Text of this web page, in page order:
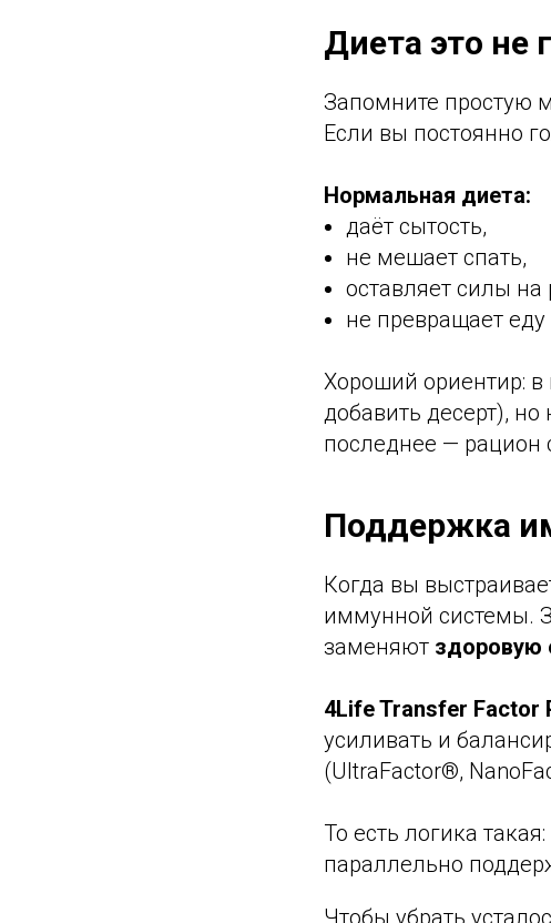
Диета это не
Запомните простую
Если вы постоянно
Нормальная диета:
даёт сытость,
не мешает спать,
оставляет силы
не превращает еду
Хороший ориентир: в
добавить десерт), но
последнее —
Поддержка
Когда вы
иммунной системы.
заменяют здоровую
4Life Transfer Factor
усиливать и
(UltraFactor®,
То есть логика
параллельно
Чтобы убрать